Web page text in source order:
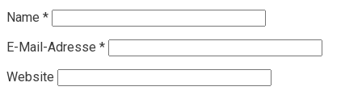
Name *
E-Mail-Adresse *
Website